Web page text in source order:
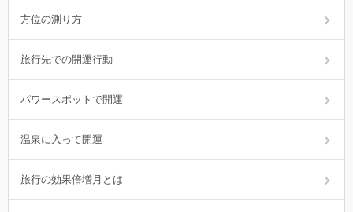
方位の測り方
旅行先での開運行動
パワースポットで開運
温泉に入って開運
旅行の効果倍増月とは